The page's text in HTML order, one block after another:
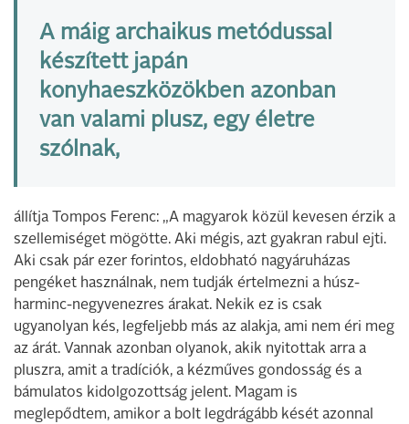
A máig archaikus metódussal
készített japán
konyhaeszközökben azonban
van valami plusz, egy életre
szólnak,
állítja Tompos Ferenc: „A magyarok közül kevesen érzik a
szellemiséget mögötte. Aki mégis, azt gyakran rabul ejti.
Aki csak pár ezer forintos, eldobható nagyáruházas
pengéket használnak, nem tudják értelmezni a húsz-
harminc-negyvenezres árakat. Nekik ez is csak
ugyanolyan kés, legfeljebb más az alakja, ami nem éri meg
az árát. Vannak azonban olyanok, akik nyitottak arra a
pluszra, amit a tradíciók, a kézműves gondosság és a
bámulatos kidolgozottság jelent. Magam is
meglepődtem, amikor a bolt legdrágább kését azonnal